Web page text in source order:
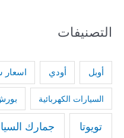
r
f
o
التصنيفات
أوبل أودي اسعار
السيارات الكهربائية
تويوتا جمارك